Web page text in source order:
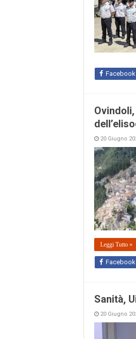
Facebook
20 Giugno
Leggi Tutto »
Facebook
Sanità,
20 Giugno